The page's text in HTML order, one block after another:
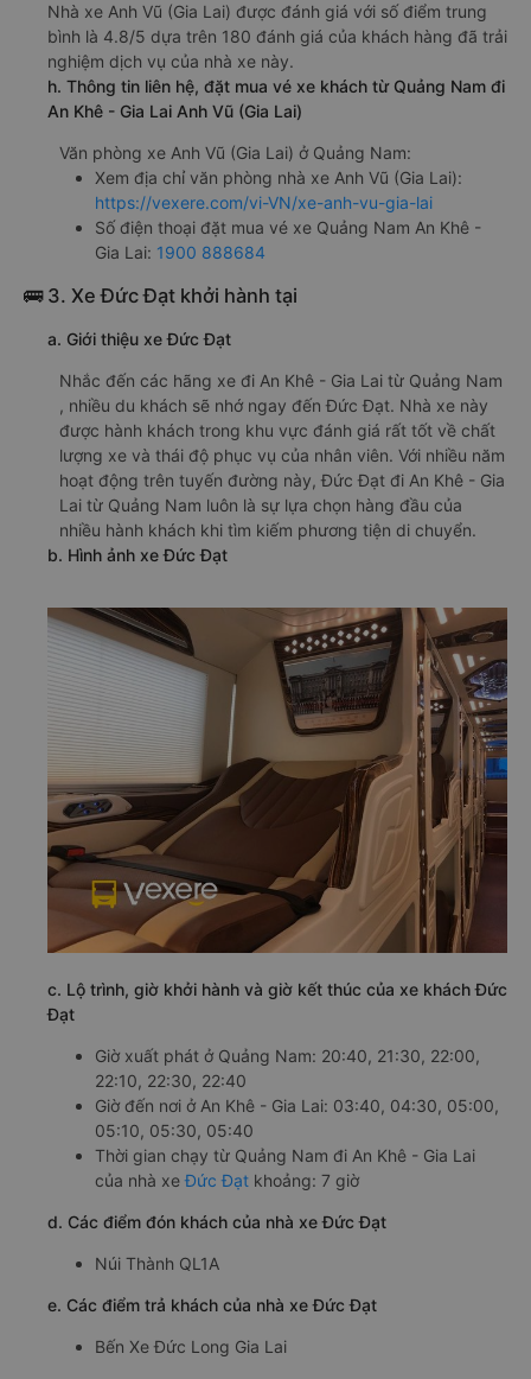
Nhà xe Anh Vũ (Gia Lai) được đánh giá với số điểm trung
bình là 4.8/5 dựa trên 180 đánh giá của khách hàng đã trải
nghiệm dịch vụ của nhà xe này.
h. Thông tin liên hệ, đặt mua vé xe khách từ Quảng Nam đi
An Khê - Gia Lai Anh Vũ (Gia Lai)
Văn phòng xe Anh Vũ (Gia Lai) ở Quảng Nam:
Xem địa chỉ văn phòng nhà xe Anh Vũ (Gia Lai):
https://vexere.com/vi-VN/xe-anh-vu-gia-lai
Số điện thoại đặt mua vé xe Quảng Nam An Khê -
Gia Lai: 1900 888684
🚌 3. Xe Đức Đạt khởi hành tại
a. Giới thiệu xe Đức Đạt
Nhắc đến các hãng xe đi An Khê - Gia Lai từ Quảng Nam
, nhiều du khách sẽ nhớ ngay đến Đức Đạt. Nhà xe này
được hành khách trong khu vực đánh giá rất tốt về chất
lượng xe và thái độ phục vụ của nhân viên. Với nhiều năm
hoạt động trên tuyến đường này, Đức Đạt đi An Khê - Gia
Lai từ Quảng Nam luôn là sự lựa chọn hàng đầu của
nhiều hành khách khi tìm kiếm phương tiện di chuyển.
b. Hình ảnh xe Đức Đạt
c. Lộ trình, giờ khởi hành và giờ kết thúc của xe khách Đức
Đạt
Giờ xuất phát ở Quảng Nam: 20:40, 21:30, 22:00,
22:10, 22:30, 22:40
Giờ đến nơi ở An Khê - Gia Lai: 03:40, 04:30, 05:00,
05:10, 05:30, 05:40
Thời gian chạy từ Quảng Nam đi An Khê - Gia Lai
của nhà xeĐức Đạt khoảng: 7 giờ
d. Các điểm đón khách của nhà xe Đức Đạt
Núi Thành QL1A
e. Các điểm trả khách của nhà xe Đức Đạt
Bến Xe Đức Long Gia Lai